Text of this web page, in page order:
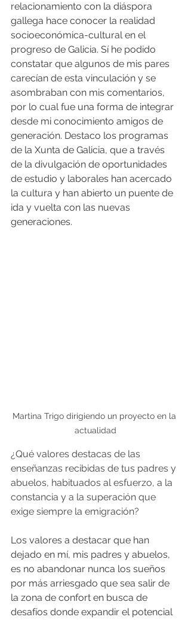
relacionamiento con la diáspora
gallega hace conocer la realidad
socioeconómica-cultural en el
progreso de Galicia. Sí he podido
constatar que algunos de mis pares
carecían de esta vinculación y se
asombraban con mis comentarios,
por lo cual fue una forma de integrar
desde mi conocimiento amigos de
generación. Destaco los programas
de la Xunta de Galicia, que a través
de la divulgación de oportunidades
de estudio y laborales han acercado
la cultura y han abierto un puente de
ida y vuelta con las nuevas
generaciones.
Martina Trigo dirigiendo un proyecto en la
actualidad
¿Qué valores destacas de las
enseñanzas recibidas de tus padres y
abuelos, habituados al esfuerzo, a la
constancia y a la superación que
exige siempre la emigración?
Los valores a destacar que han
dejado en mí, mis padres y abuelos,
es no abandonar nunca los sueños
por más arriesgado que sea salir de
la zona de confort en busca de
desafíos donde expandir el potencial